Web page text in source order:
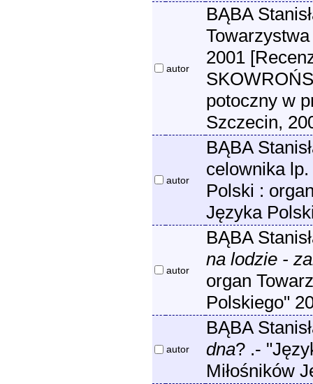
autor
BĄBA
2001
potoczny w
Szczecin,
autor
BĄBA
celownika
Polski :
Języka
autor
BĄBA
na lodzie -
organ
Polskiego"
autor
BĄBA
dna? .-
Miłośników